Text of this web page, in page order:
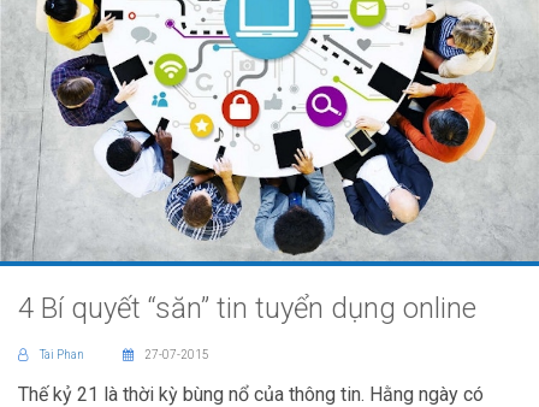
4 Bí quyết “săn” tin tuyển dụng online
Tai Phan 27-07-2015
Thế kỷ 21 là thời kỳ bùng nổ của thông tin. Hằng ngày có